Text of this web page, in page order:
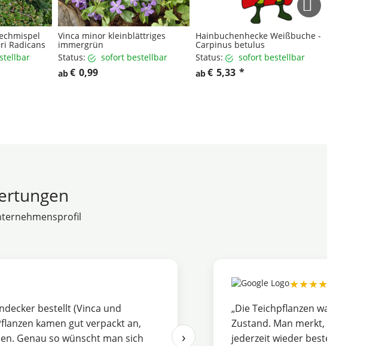
Radicans
Vinca minor kleinblättriges
immergrün
Status:
sofort bestellbar
ab€ 0,99
Hainbuchenhecke Weißbuche -
Carpinus betulus
Status:
sofort bestellbar
ab€ 5,33 *
bestellt (Vinca und
kamen gut verpackt an,
Genau so wünscht man sich
★★★★★
„Die Teichpflanzen waren sauber
Zustand. Man merkt, dass hier
jederzeit wieder bestellen.“
›